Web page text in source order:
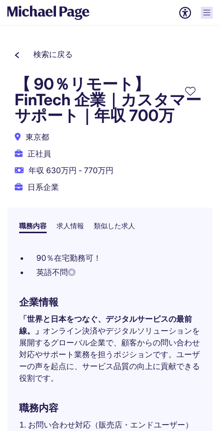
検索に戻る
【 90％リモート】
FinTech 企業｜カスタマー
サポート｜年収 700万
東京都
正社員
年収 630万円 - 770万円
日系企業
職務内容 求人情報 類似した求人
90％在宅勤務可！
英語不問◎
企業情報
「世界と日本をつなぐ、デジタルサービスの最前
線。」 オンライン決済やデジタルソリューションを
展開するグローバル企業で、顧客からの問い合わせ
対応やサポート業務を担うポジションです。ユーザ
ーの声を起点に、サービス品質の向上に貢献できる
役割です。
職務内容
お問い合わせ対応（販売店・エンドユーザー）